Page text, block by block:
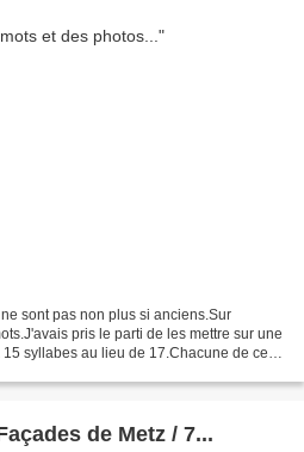
sont pas non plus si anciens.Sur
pris le parti de les mettre sur une
syllabes au lieu de 17.Chacune de ces
de Metz / 7...